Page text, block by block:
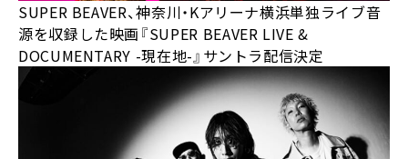
SUPER BEAVER、神奈川・Kアリーナ横浜単独ライブ音
源を収録した映画『SUPER BEAVER LIVE &
DOCUMENTARY -現在地-』サントラ配信決定